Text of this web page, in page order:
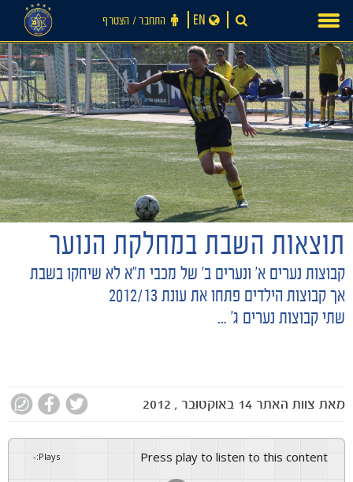
חדשות
content
התחבר ‪/‬ הצטרף EN
תוצאות השבת במחלקת הנוער
קבוצות נערים א' ונערים ב' של מכבי ת"א לא שיחקו בשבת
אך קבוצות הילדים פתחו את עונת 2012/13
שתי קבוצות נערים ג' ...
מאת צוות האתר 14 באוקטובר , 2012
Press play to listen to this content
Plays
:
-